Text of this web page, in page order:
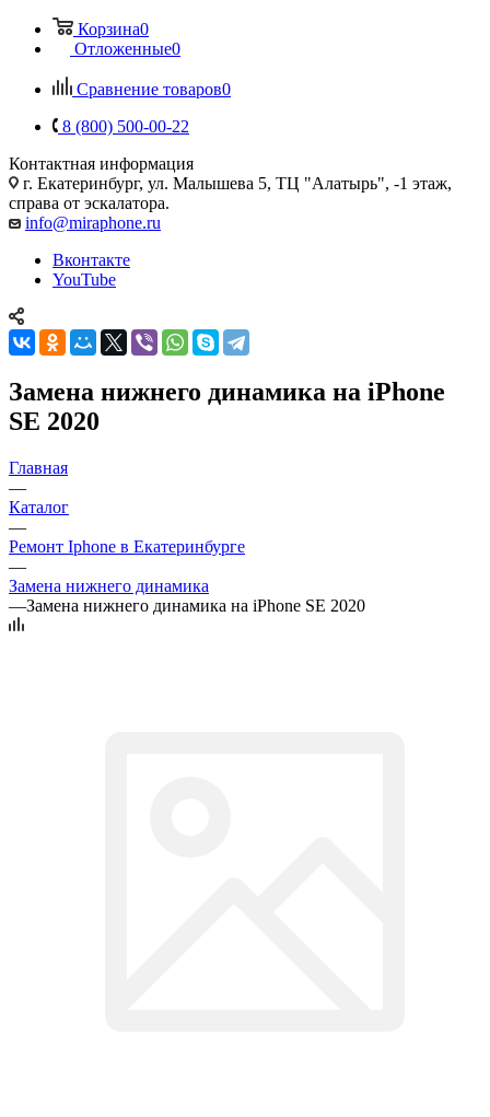
Корзина0
Отложенные0
Сравнение товаров0
8 (800) 500-00-22
Контактная информация
г. Екатеринбург, ул. Малышева 5, ТЦ "Алатырь", -1 этаж,
справа от эскалатора.
info@miraphone.ru
Вконтакте
YouTube
Замена нижнего динамика на iPhone
SE 2020
Главная
—
Каталог
—
Ремонт Iphone в Екатеринбурге
—
Замена нижнего динамика
—Замена нижнего динамика на iPhone SE 2020